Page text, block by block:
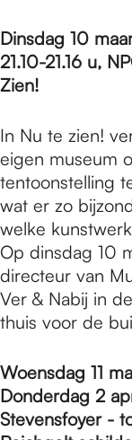
Dinsdag 10
21.10-21.16 u,
Zien!
In Nu te zien!
eigen museum
tentoonstelling
wat er zo
welke
Op dinsdag 10
directeur van
Ver & Nabij in
thuis voor de
Woensdag 11
Donderdag 2
Stevensfoyer -